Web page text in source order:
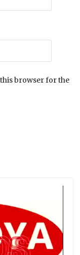
this browser for the